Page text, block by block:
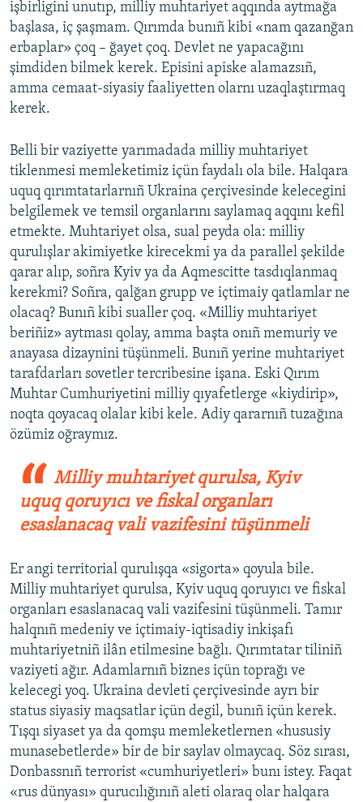
işbirligini unutıp, milliy muhtariyet aqqında aytmağa
başlasa, iç şaşmam. Qırımda bunıñ kibi «nam qazanğan
erbaplar» çoq – ğayet çoq. Devlet ne yapacağını
şimdiden bilmek kerek. Episini apiske alamazsıñ,
amma cemaat-siyasiy faaliyetten olarnı uzaqlaştırmaq
kerek.
Belli bir vaziyette yarımadada milliy muhtariyet
tiklenmesi memleketimiz içün faydalı ola bile. Halqara
uquq qırımtatarlarnıñ Ukraina çerçivesinde kelecegini
belgilemek ve temsil organlarını saylamaq aqqını kefil
etmekte. Muhtariyet olsa, sual peyda ola: milliy
qurulışlar akimiyetke kirecekmi ya da parallel şekilde
qarar alıp, soñra Kyiv ya da Aqmescitte tasdıqlanmaq
kerekmi? Soñra, qalğan grupp ve içtimaiy qatlamlar ne
olacaq? Bunıñ kibi sualler çoq. «Milliy muhtariyet
beriñiz» aytması qolay, amma başta onıñ memuriy ve
anayasa dizaynini tüşünmeli. Bunıñ yerine muhtariyet
tarafdarları sovetler tercribesine işana. Eski Qırım
Muhtar Cumhuriyetini milliy qıyafetlerge «kiydirip»,
noqta qoyacaq olalar kibi kele. Adiy qararnıñ tuzağına
özümiz oğraymız.
Milliy muhtariyet qurulsa, Kyiv
uquq qoruyıcı ve fiskal organları
esaslanacaq vali vazifesini tüşünmeli
Er angi territorial qurulışqa «sigorta» qoyula bile.
Milliy muhtariyet qurulsa, Kyiv uquq qoruyıcı ve fiskal
organları esaslanacaq vali vazifesini tüşünmeli. Tamır
halqnıñ medeniy ve içtimaiy-iqtisadiy inkişafı
muhtariyetniñ ilân etilmesine bağlı. Qırımtatar tiliniñ
vaziyeti ağır. Adamlarnıñ biznes içün toprağı ve
kelecegi yoq. Ukraina devleti çerçivesinde ayrı bir
status siyasiy maqsatlar içün degil, bunıñ içün kerek.
Tışqı siyaset ya da qomşu memleketlernen «hususiy
munasebetlerde» bir de bir saylav olmaycaq. Söz sırası,
Donbassnıñ terrorist «cumhuriyetleri» bunı istey. Faqat
«rus dünyası» qurucılığınıñ aleti olaraq olar halqara